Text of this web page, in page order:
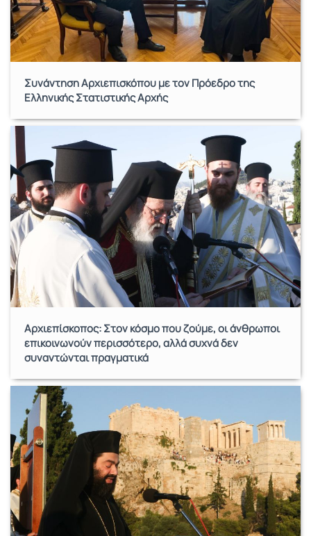
Συνάντηση Αρχιεπισκόπου με τον Πρόεδρο της
Ελληνικής Στατιστικής Αρχής
Αρχιεπίσκοπος: Στον κόσμο που ζούμε, οι άνθρωποι
επικοινωνούν περισσότερο, αλλά συχνά δεν
συναντώνται πραγματικά